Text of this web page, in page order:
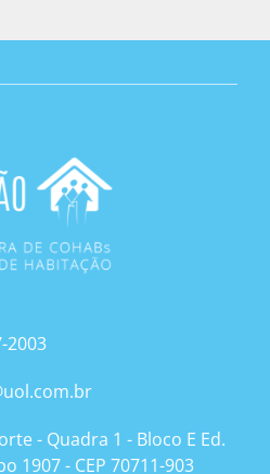
2003
- Quadra 1 - Bloco E Ed.
1907 - CEP 70711-903